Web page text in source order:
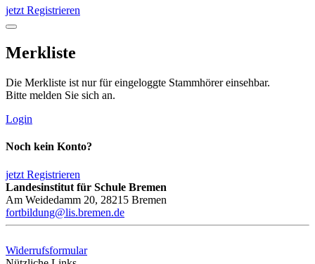
jetzt Registrieren
Merkliste
Die Merkliste ist nur für eingeloggte Stammhörer einsehbar.
Bitte melden Sie sich an.
Login
Noch kein Konto?
jetzt Registrieren
Landesinstitut für Schule Bremen
Am Weidedamm 20, 28215 Bremen
fortbildung@lis.bremen.de
Widerrufsformular